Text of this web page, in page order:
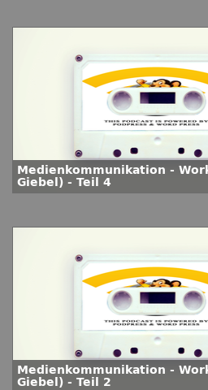
Medienkommunikation -
Giebel) - Teil 4
Medienkommunikation -
Giebel) - Teil 2